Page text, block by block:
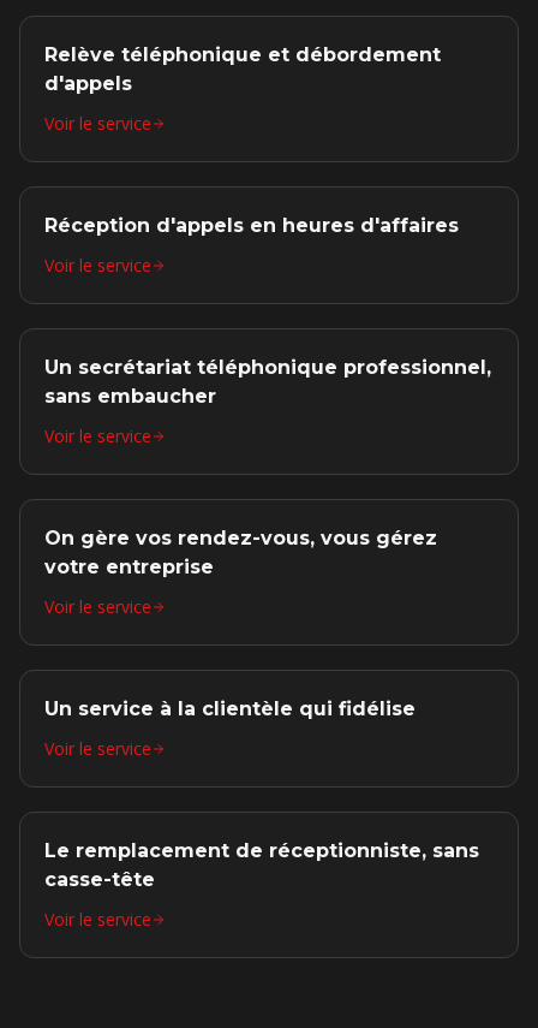
Relève téléphonique et débordement
d'appels
Voir le service
Réception d'appels en heures d'affaires
Voir le service
Un secrétariat téléphonique professionnel,
sans embaucher
Voir le service
On gère vos rendez-vous, vous gérez
votre entreprise
Voir le service
Un service à la clientèle qui fidélise
Voir le service
Le remplacement de réceptionniste, sans
casse-tête
Voir le service